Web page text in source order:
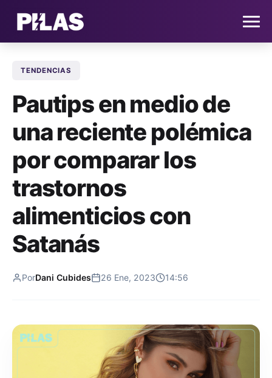
NOTICIAS
QUIÉNES SOMOS
CONTACTO
SUSCRÍBETE
TENDENCIAS
Pautips en medio de
una reciente polémica
por comparar los
trastornos
alimenticios con
Satanás
PorDani Cubides 26 Ene, 2023 14:56